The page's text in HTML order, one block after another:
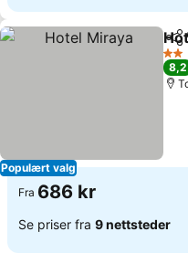
Populært valg
Del
2
8,2
Fra 686 kr
Se priser fra 9 nettsteder